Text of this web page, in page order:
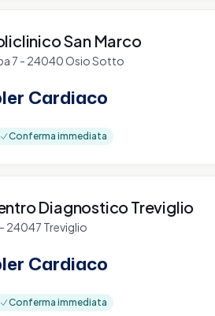
San Marco
7 - 24040 Osio Sotto
Cardiaco
Conferma immediata
Diagnostico Treviglio
- 24047 Treviglio
Cardiaco
Conferma immediata